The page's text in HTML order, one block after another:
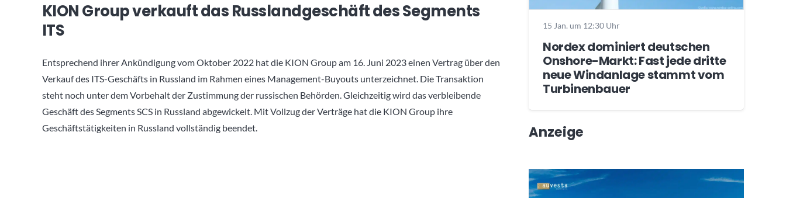
KION Group verkauft das Russlandgeschäft des Segments
ITS
Entsprechend ihrer Ankündigung vom Oktober 2022 hat die KION Group am 16. Juni 2023 einen Vertrag über den
Verkauf des ITS-Geschäfts in Russland im Rahmen eines Management-Buyouts unterzeichnet. Die Transaktion
steht noch unter dem Vorbehalt der Zustimmung der russischen Behörden. Gleichzeitig wird das verbleibende
Geschäft des Segments SCS in Russland abgewickelt. Mit Vollzug der Verträge hat die KION Group ihre
Geschäftstätigkeiten in Russland vollständig beendet.
15 Jan. um 12:30 Uhr
Nordex dominiert deutschen
Onshore-Markt: Fast jede dritte
neue Windanlage stammt vom
Turbinenbauer
Anzeige